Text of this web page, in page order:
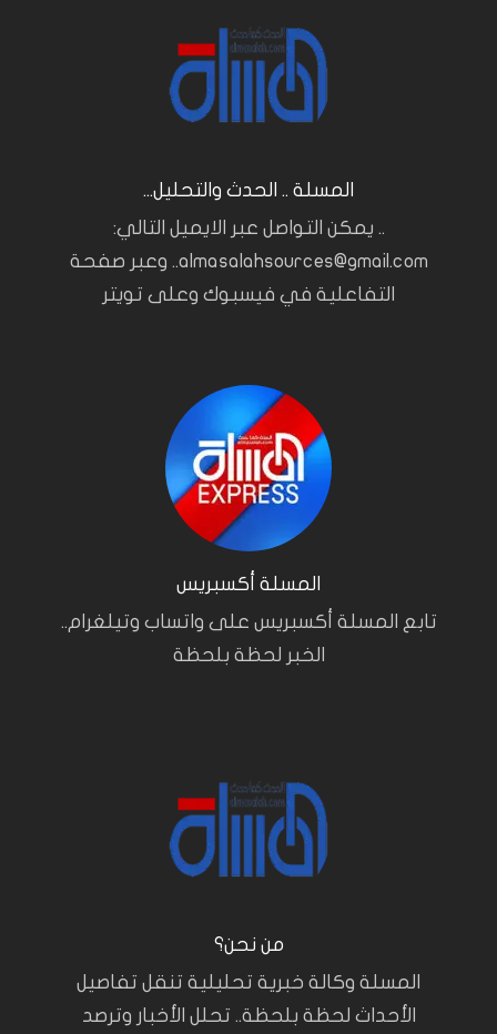
المسلة .. الحدث والتحليل...
.. يمكن التواصل عبر الايميل التالي:
almasalahsources@gmail.com.. وعبر صفحة
التفاعلية في فيسبوك وعلى تويتر
المسلة أكسبريس
تابع المسلة أكسبريس على واتساب وتيلغرام..
الخبر لحظة بلحظة
من نحن؟
المسلة وكالة خبرية تحليلية تنقل تفاصيل
الأحداث لحظة بلحظة.. تحلل الأخبار وترصد